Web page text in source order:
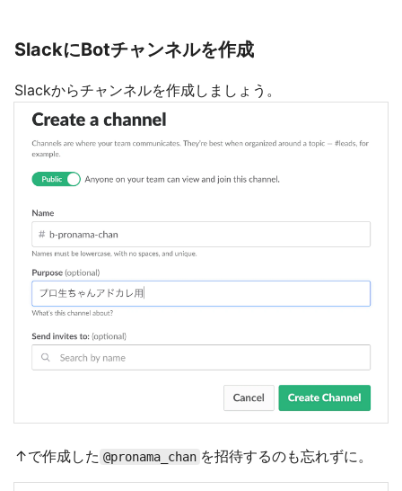
SlackにBotチャンネルを作成
Slackからチャンネルを作成しましょう。
↑で作成した @pronama_chan を招待するのも忘れずに。